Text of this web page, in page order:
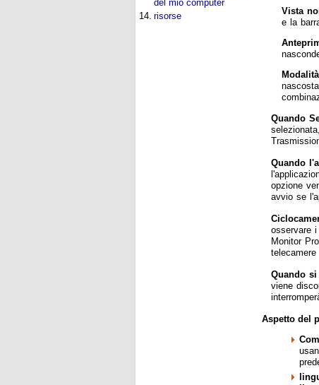
del mio computer
14. risorse Vista
e la
Quando
Quando
opzione
avvio se
osservare
Monitor
telecamere
Quando
viene
Aspetto del